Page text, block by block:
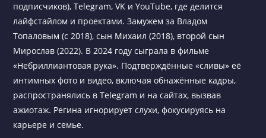
подписчиков), Telegram, VK и YouTube, где делится
лайфстайлом и проектами. Замужем за Владом
Топаловым (с 2018), сын Михаил (2018), второй сын
Мирослав (2022). В 2024 году сыграла в фильме
«Небриллиантовая рука». Подтверждённые «сливы» её
интимных фото и видео, включая обнажённые кадры,
распространялись в Telegram и на сайтах, вызвав
ажиотаж. Регина игнорирует слухи, фокусируясь на
карьере и семье.